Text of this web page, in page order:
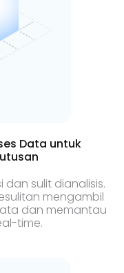
Data untuk
sulit dianalisis.
mengambil
dan memantau
time.